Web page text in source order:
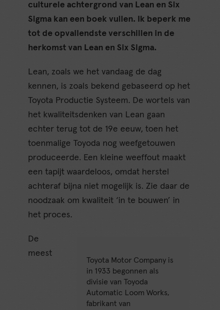
culturele achtergrond van Lean en Six
Sigma kan een boek vullen. Ik beperk me
tot de opvallendste verschillen in de
herkomst van Lean en Six Sigma.
Lean, zoals we het vandaag de dag
kennen, is zoals bekend gebaseerd op het
Toyota Productie Systeem. De wortels van
het kwaliteitsdenken van Lean gaan
echter terug tot de 19e eeuw, toen het
toenmalige Toyoda nog weefgetouwen
produceerde. Een kleine weeffout maakt
een tapijt waardeloos, omdat herstel
achteraf bijna niet mogelijk is. Zie daar de
noodzaak om kwaliteit ‘in te bouwen’ in
het proces.
Toyota Motor Company is
in 1933 begonnen als
divisie van Toyoda
Automatic Loom Works,
fabrikant van
De
meest